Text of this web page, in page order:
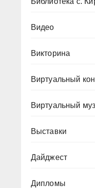
Видео
Викторина
Виртуальный
Виртуальный
Выставки
Дайджест
Дипломы